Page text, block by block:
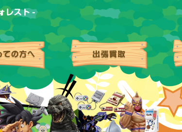
はじめての方へ 出張買取